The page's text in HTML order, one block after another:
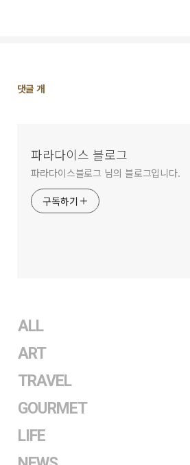
댓
댓글개
파라다이스 블로그
파라다이스블로그 님의 블로그입니다.
구독하기
ALL
ART
TRAVEL
GOURMET
LIFE